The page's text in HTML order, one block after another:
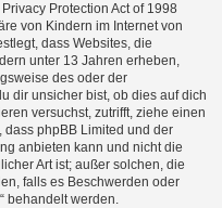
Protection Act of 1998
von Kindern im Internet von
dass Websites, die
unter 13 Jahren erheben,
des oder der
dir unsicher bist, ob dies auf dich
versuchst, zutrifft, ziehe einen
dass phpBB Limited und der
anbieten kann und nicht die
Art ist; außer solchen, die
falls es Beschwerden oder
behandelt werden.